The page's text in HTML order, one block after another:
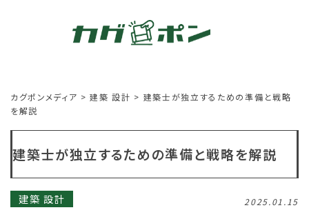
カグポンメディア >建築 設計 > 建築士が独立するための準備と戦略
を解説
建築士が独立するための準備と戦略を解説
建築 設計 2025.01.15